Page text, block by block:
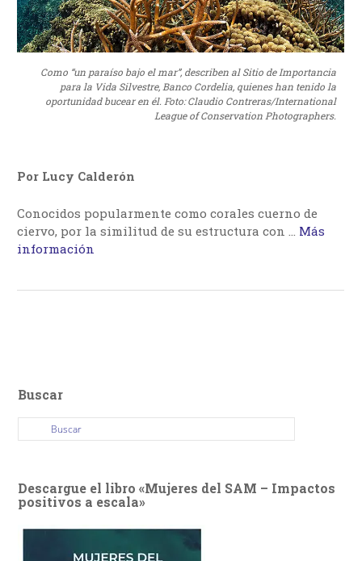
Como “un paraíso bajo el mar”, describen al Sitio de Importancia
para la Vida Silvestre, Banco Cordelia, quienes han tenido la
oportunidad bucear en él. Foto: Claudio Contreras/International
League of Conservation Photographers.
Por Lucy Calderón
Conocidos popularmente como corales cuerno de
ciervo, por la similitud de su estructura con … Más
información
Buscar
Descargue el libro «Mujeres del SAM – Impactos
positivos a escala»